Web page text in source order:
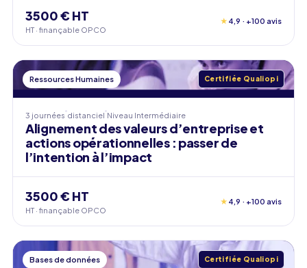
3500 € HT
HT · finançable OPCO
★ 4,9 · +100 avis
Ressources Humaines Certifiée Qualiopi
3 journées distanciel Niveau Intermédiaire
Alignement des valeurs d’entreprise et
actions opérationnelles : passer de
l’intention à l’impact
3500 € HT
HT · finançable OPCO
★ 4,9 · +100 avis
Bases de données Certifiée Qualiopi